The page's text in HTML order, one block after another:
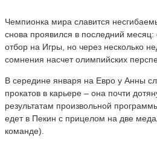
Чемпионка мира славится
снова проявился в последний месяц:
отбор на Игры, но через несколько
сомнения насчет олимпийских
В середине января на Евро у Анны
прокатов в карьере – она почти
результатам произвольной
едет в Пекин с прицелом на две
команде).